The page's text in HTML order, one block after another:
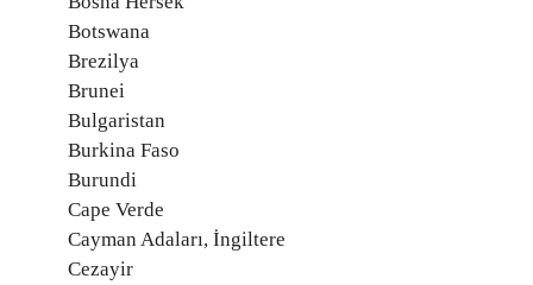
Botswana
Brezilya
Brunei
Bulgaristan
Burkina Faso
Burundi
Cape Verde
Cayman Adaları, İngiltere
Cezayir